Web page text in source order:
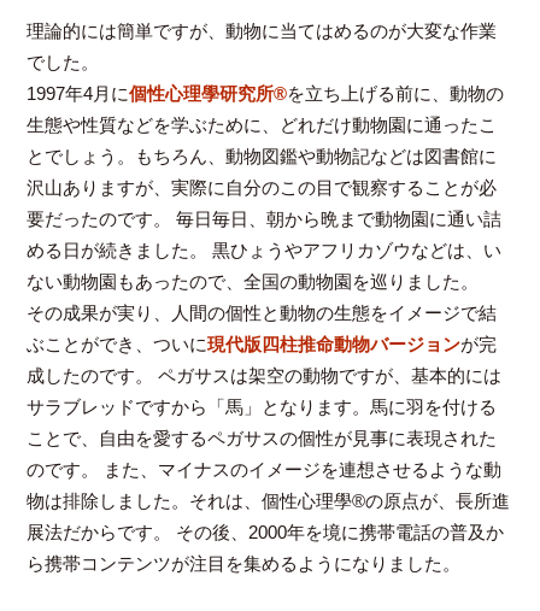
理論的には簡単ですが、動物に当てはめるのが大変な作業
でした。
1997年4月に個性心理學研究所®を立ち上げる前に、動物の
生態や性質などを学ぶために、どれだけ動物園に通ったこ
とでしょう。もちろん、動物図鑑や動物記などは図書館に
沢山ありますが、実際に自分のこの目で観察することが必
要だったのです。 毎日毎日、朝から晩まで動物園に通い詰
める日が続きました。 黒ひょうやアフリカゾウなどは、い
ない動物園もあったので、全国の動物園を巡りました。
その成果が実り、人間の個性と動物の生態をイメージで結
ぶことができ、ついに現代版四柱推命動物バージョンが完
成したのです。 ペガサスは架空の動物ですが、基本的には
サラブレッドですから「馬」となります。馬に羽を付ける
ことで、自由を愛するペガサスの個性が見事に表現された
のです。 また、マイナスのイメージを連想させるような動
物は排除しました。それは、個性心理學®の原点が、長所進
展法だからです。 その後、2000年を境に携帯電話の普及か
ら携帯コンテンツが注目を集めるようになりました。